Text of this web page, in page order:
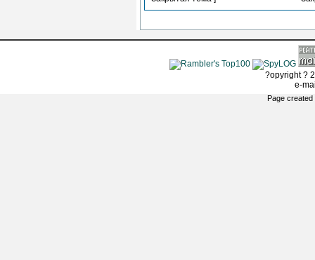
?opyright ?
e-
Page